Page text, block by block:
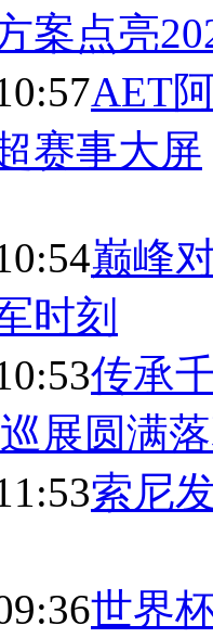
案点亮
AET
赛事大屏
巅峰
时刻
传承
展圆满
索尼
世界